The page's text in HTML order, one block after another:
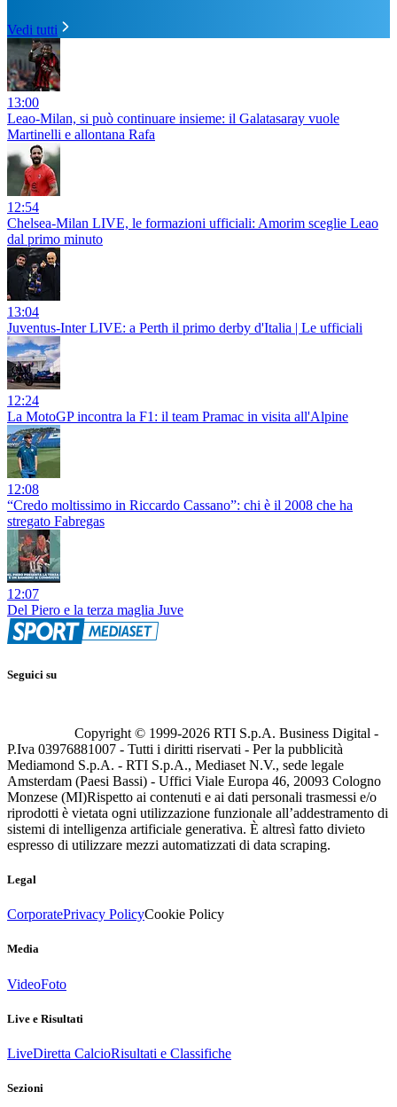
Vedi tutti
13:00
Leao-Milan, si può continuare insieme: il Galatasaray vuole
Martinelli e allontana Rafa
12:54
Chelsea-Milan LIVE, le formazioni ufficiali: Amorim sceglie Leao
dal primo minuto
13:04
Juventus-Inter LIVE: a Perth il primo derby d'Italia | Le ufficiali
12:24
La MotoGP incontra la F1: il team Pramac in visita all'Alpine
12:08
“Credo moltissimo in Riccardo Cassano”: chi è il 2008 che ha
stregato Fabregas
12:07
Del Piero e la terza maglia Juve
Seguici su
Copyright © 1999-2026 RTI S.p.A. Business Digital -
P.Iva 03976881007 - Tutti i diritti riservati - Per la pubblicità
Mediamond S.p.A. - RTI S.p.A., Mediaset N.V., sede legale
Amsterdam (Paesi Bassi) - Uffici Viale Europa 46, 20093 Cologno
Monzese (MI)Rispetto ai contenuti e ai dati personali trasmessi e/o
riprodotti è vietata ogni utilizzazione funzionale all’addestramento di
sistemi di intelligenza artificiale generativa. È altresì fatto divieto
espresso di utilizzare mezzi automatizzati di data scraping.
Legal
CorporatePrivacy PolicyCookie Policy
Media
VideoFoto
Live e Risultati
LiveDiretta CalcioRisultati e Classifiche
Sezioni